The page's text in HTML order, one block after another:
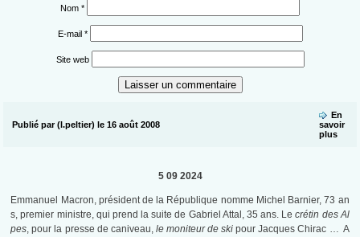
Nom *
E-mail *
Site web
Publié par (l.peltier) le 16 août 2008
En
savoir
plus
5 09 2024
Emmanuel Macron, président de la République nomme Michel Barnier, 73 an
s, premier ministre, qui prend la suite de Gabriel Attal, 35 ans. Lecrétin des Al
pes, pour la presse de caniveau, le moniteur de ski pour Jacques Chirac … A